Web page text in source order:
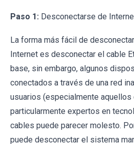
Paso 1: Desconectarse de
La forma más fácil de
Internet es desconectar el cable
base, sin embargo, algunos
conectados a través de una red
usuarios (especialmente aquellos
particularmente expertos en
cables puede parecer molesto.
puede desconectar el sistema